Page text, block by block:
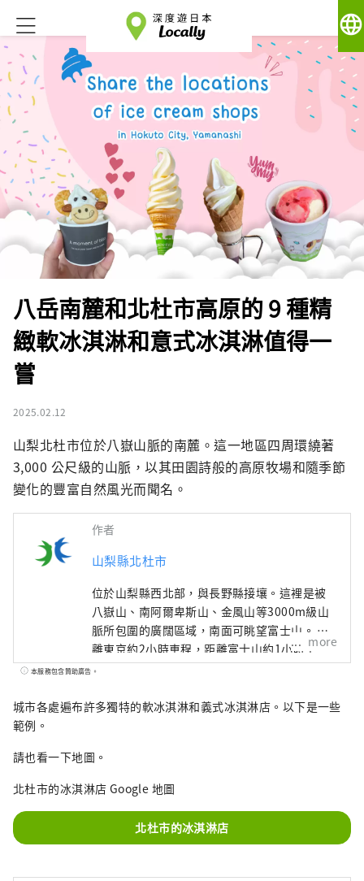
language
八岳南麓和北杜市高原的 9 種精
緻軟冰淇淋和意式冰淇淋值得一
嘗
2025.02.12
山梨北杜市位於八嶽山脈的南麓。這一地區四周環繞著
3,000 公尺級的山脈，以其田園詩般的高原牧場和隨季節
變化的豐富自然風光而聞名。
作者
山梨縣北杜市
位於山梨縣西北部，與長野縣接壤。這裡是被
八嶽山、南阿爾卑斯山、金風山等3000m級山
脈所包圍的廣闊區域，南面可眺望富士山。 距
離東京約2小時車程，距離富士山約1小時車
程，距離松本約1小時車程，由於交通便利，全
鄉”，其中三個地區被選為日本名水百選之
釀造清酒，您可以享受美麗的自然風光和豐富
的美食。
more
本服務包含贊助廣告。
城市各處遍布許多獨特的軟冰淇淋和義式冰淇淋店。以下是一些
範例。
請也看一下地圖。
北杜市的冰淇淋店 Google 地圖
北杜市的冰淇淋店